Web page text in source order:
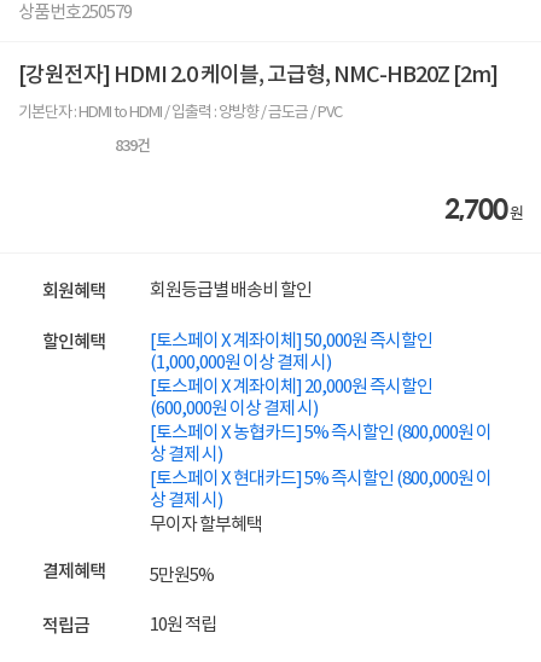
상품번호250579
[강원전자] HDMI 2.0 케이블, 고급형, NMC-HB20Z [2m]
기본단자 : HDMI to HDMI / 입출력 : 양방향 / 금도금 / PVC
839건
2,700원
회원혜택 회원등급별 배송비 할인
할인혜택
[토스페이 X 계좌이체] 50,000원 즉시할인
(1,000,000원 이상 결제 시)
[토스페이 X 계좌이체] 20,000원 즉시할인
(600,000원 이상 결제 시)
[토스페이 X 농협카드] 5% 즉시할인 (800,000원 이
상 결제 시)
[토스페이 X 현대카드] 5% 즉시할인 (800,000원 이
상 결제 시)
무이자 할부혜택
결제혜택 5만원5%
적립금 10원 적립